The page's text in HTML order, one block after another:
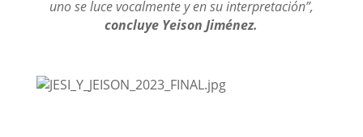
uno se luce vocalmente y en su interpretación”,
concluye Yeison Jiménez.